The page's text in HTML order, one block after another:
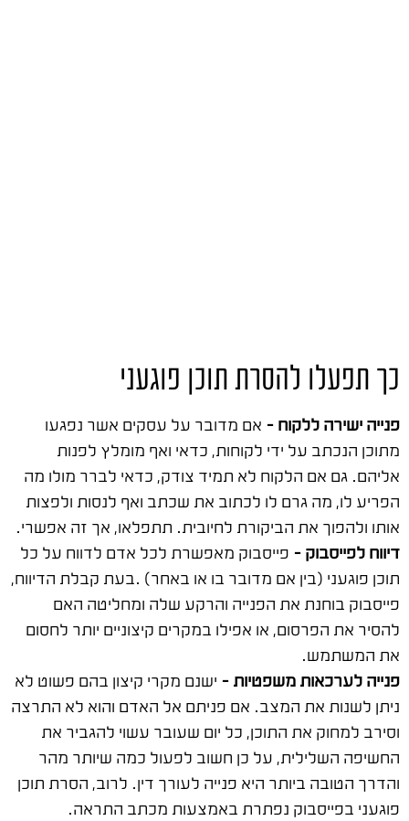
כך תפעלו להסרת תוכן פוגעני
פנייה ישירה ללקוח – אם מדובר על עסקים אשר נפגעו
מתוכן הנכתב על ידי לקוחות, כדאי ואף מומלץ לפנות
אליהם. גם אם הלקוח לא תמיד צודק, כדאי לברר מולו מה
הפריע לו, מה גרם לו לכתוב את שכתב ואף לנסות ולפצות
אותו ולהפוך את הביקורת לחיובית. תתפלאו, אך זה אפשרי.
דיווח לפייסבוק – פייסבוק מאפשרת לכל אדם לדווח על כל
תוכן פוגעני (בין אם מדובר בו או באחר) .בעת קבלת הדיווח,
פייסבוק בוחנת את הפנייה והרקע שלה ומחליטה האם
להסיר את הפרסום, או אפילו במקרים קיצוניים יותר לחסום
את המשתמש.
פנייה לערכאות משפטיות – ישנם מקרי קיצון בהם פשוט לא
ניתן לשנות את המצב. אם פניתם אל האדם והוא לא התרצה
וסירב למחוק את התוכן, כל יום שעובר עשוי להגביר את
החשיפה השלילית, על כן חשוב לפעול כמה שיותר מהר
והדרך הטובה ביותר היא פנייה לעורך דין. לרוב, הסרת תוכן
פוגעני בפייסבוק נפתרת באמצעות מכתב התראה.